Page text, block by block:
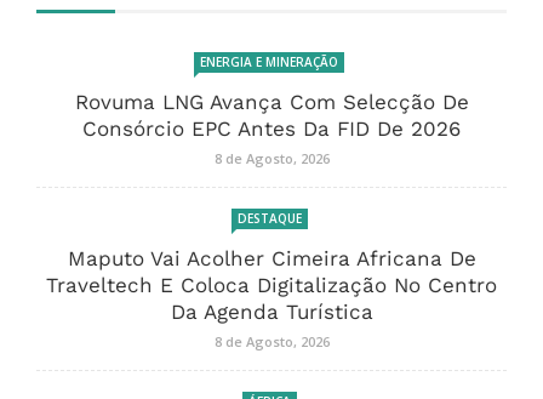
ENERGIA E MINERAÇÃO
Rovuma LNG Avança Com Selecção De
Consórcio EPC Antes Da FID De 2026
8 de Agosto, 2026
DESTAQUE
Maputo Vai Acolher Cimeira Africana De
Traveltech E Coloca Digitalização No Centro
Da Agenda Turística
8 de Agosto, 2026